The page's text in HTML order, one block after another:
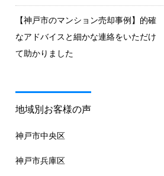
【神戸市のマンション売却事例】的確
なアドバイスと細かな連絡をいただけ
て助かりました
地域別お客様の声
神戸市中央区
神戸市兵庫区